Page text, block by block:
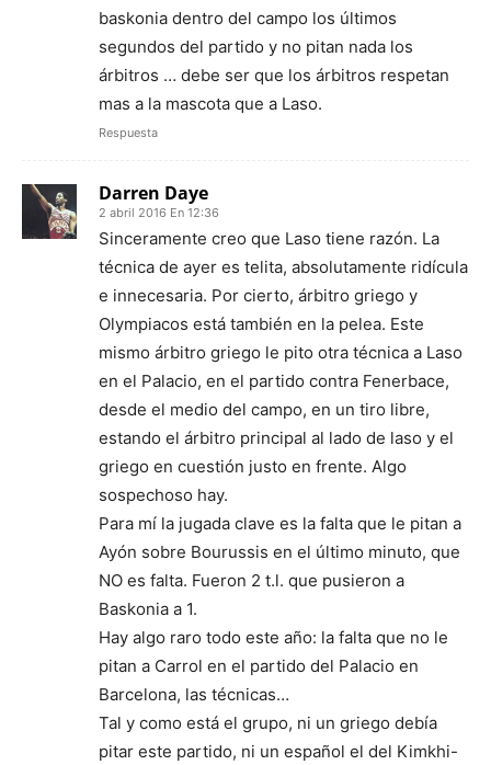
baskonia dentro del campo los últimos
segundos del partido y no pitan nada los
árbitros … debe ser que los árbitros respetan
mas a la mascota que a Laso.
Respuesta
Darren Daye
2 abril 2016 En 12:36
Sinceramente creo que Laso tiene razón. La
técnica de ayer es telita, absolutamente ridícula
e innecesaria. Por cierto, árbitro griego y
Olympiacos está también en la pelea. Este
mismo árbitro griego le pito otra técnica a Laso
en el Palacio, en el partido contra Fenerbace,
desde el medio del campo, en un tiro libre,
estando el árbitro principal al lado de laso y el
griego en cuestión justo en frente. Algo
sospechoso hay.
Para mí la jugada clave es la falta que le pitan a
Ayón sobre Bourussis en el último minuto, que
NO es falta. Fueron 2 t.l. que pusieron a
Baskonia a 1.
Hay algo raro todo este año: la falta que no le
pitan a Carrol en el partido del Palacio en
Barcelona, las técnicas…
Tal y como está el grupo, ni un griego debía
pitar este partido, ni un español el del Kimkhi-